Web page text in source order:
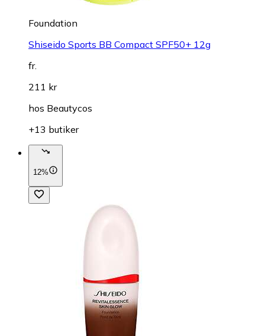
Foundation
Shiseido Sports BB Compact SPF50+ 12g
fr.
211 kr
hos Beautycos
+13 butiker
12%